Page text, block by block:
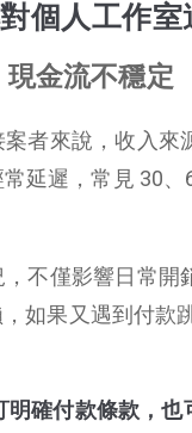
個人工作室
金流不穩定
者來說，收入來
延遲，常見 30
不僅影響日常
如果又遇到付款
明確付款條款，